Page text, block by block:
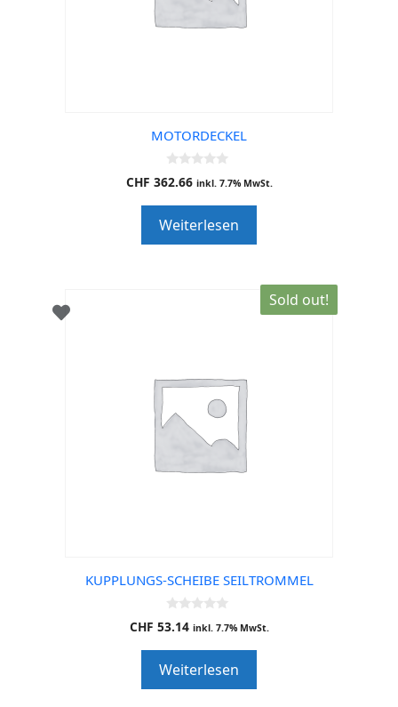
MOTORDECKEL
0
o
o
f
5
CHF 362.66 inkl. 7.7% MwSt.
Weiterlesen
Sold out!
KUPPLUNGS-SCHEIBE SEILTROMMEL
0
o
o
f
5
CHF 53.14 inkl. 7.7% MwSt.
Weiterlesen